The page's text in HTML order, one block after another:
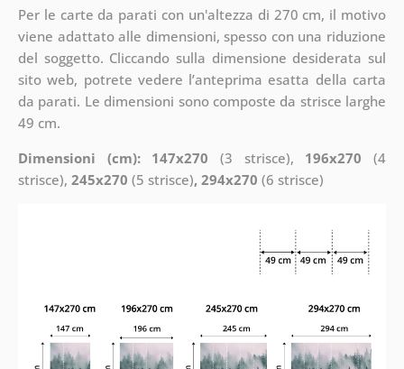
Per le carte da parati con un'altezza di 270 cm, il motivo
viene adattato alle dimensioni, spesso con una riduzione
del soggetto. Cliccando sulla dimensione desiderata sul
sito web, potrete vedere l’anteprima esatta della carta
da parati. Le dimensioni sono composte da strisce larghe
49 cm.
Dimensioni (cm): 147x270 (3 strisce), 196x270 (4
strisce), 245x270 (5 strisce), 294x270 (6 strisce)